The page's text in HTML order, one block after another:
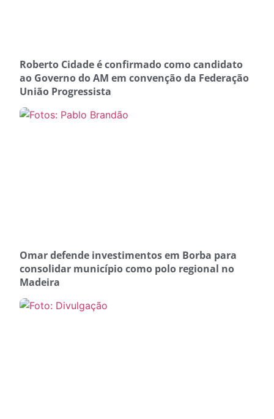
Roberto Cidade é confirmado como candidato
ao Governo do AM em convenção da Federação
União Progressista
Omar defende investimentos em Borba para
consolidar município como polo regional no
Madeira